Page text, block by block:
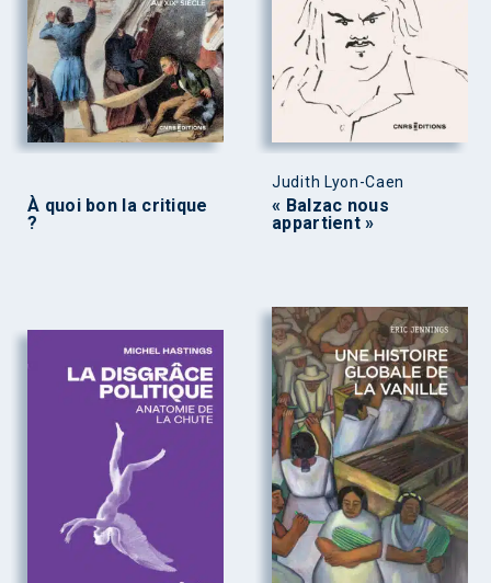
À quoi bon la critique
?
Judith Lyon-Caen
« Balzac nous
appartient »